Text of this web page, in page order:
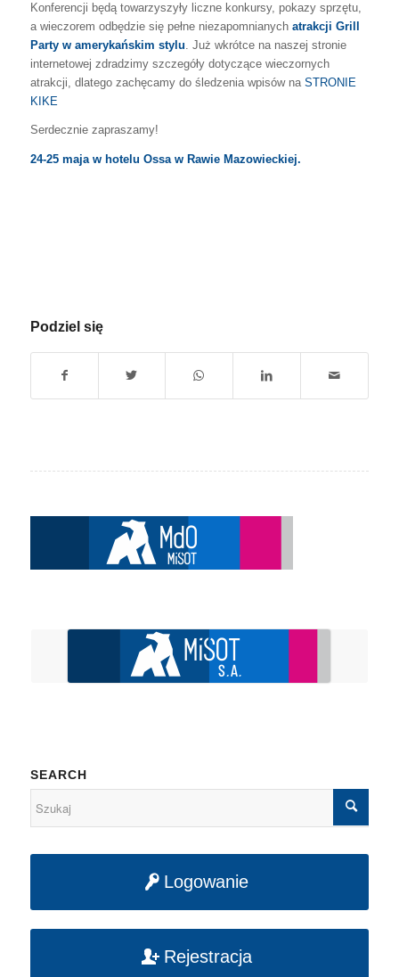
Konferencji będą towarzyszyły liczne konkursy, pokazy sprzętu,
a wieczorem odbędzie się pełne niezapomnianych atrakcji Grill
Party w amerykańskim stylu. Już wkrótce na naszej stronie
internetowej zdradzimy szczegóły dotyczące wieczornych
atrakcji, dlatego zachęcamy do śledzenia wpisów na STRONIE
KIKE
Serdecznie zapraszamy!
24-25 maja w hotelu Ossa w Rawie Mazowieckiej.
Podziel się
SEARCH
Logowanie
Rejestracja